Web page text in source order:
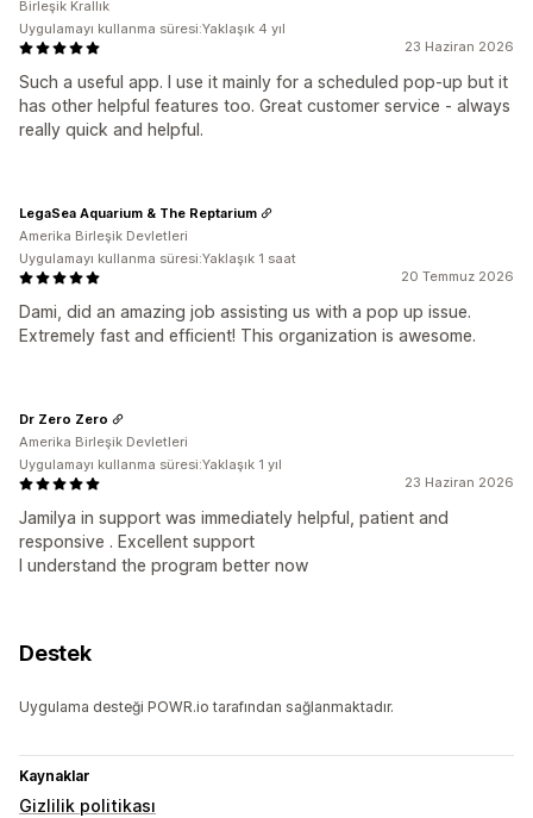
23 Haziran 2026
Such a useful app. I use it mainly for a scheduled pop-up but it
has other helpful features too. Great customer service - always
really quick and helpful.
Birleşik Krallık
Uygulamayı kullanma süresi:Yaklaşık 4 yıl
20 Temmuz 2026
Dami, did an amazing job assisting us with a pop up issue.
Extremely fast and efficient! This organization is awesome.
LegaSea Aquarium & The Reptarium
Amerika Birleşik Devletleri
Uygulamayı kullanma süresi:Yaklaşık 1 saat
23 Haziran 2026
Jamilya in support was immediately helpful, patient and
responsive . Excellent support
I understand the program better now
Dr Zero Zero
Amerika Birleşik Devletleri
Uygulamayı kullanma süresi:Yaklaşık 1 yıl
Destek
Uygulama desteği POWR.io tarafından sağlanmaktadır.
Kaynaklar
Gizlilik politikası